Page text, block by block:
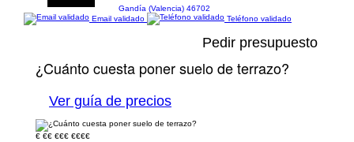
Gandía (Valencia) 46702
Email validado
Teléfono validado
Pedir presupuesto
¿Cuánto cuesta poner suelo de terrazo?
Ver guía de precios
€ €€ €€€ €€€€